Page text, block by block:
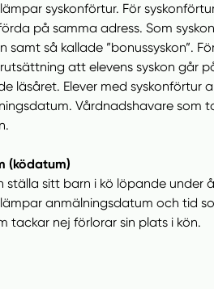
syskonförtur. För
på samma adress. Som
samt så kallade ”bonussyskon”.
att elevens syskon går
läsåret. Elever med syskonförtur
Vårdnadshavare som
(ködatum)
ställa sitt barn i kö löpande under
anmälningsdatum och tid
tackar nej förlorar sin plats i kön.